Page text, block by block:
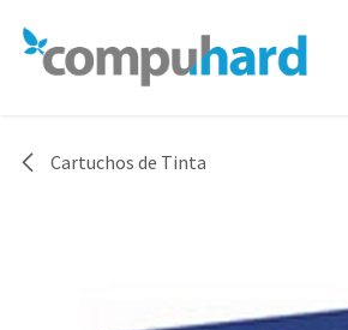
Cartuchos de Tinta